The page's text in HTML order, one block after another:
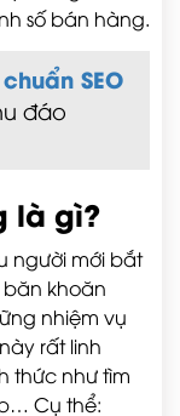
số bán hàng.
SEO
đáo
là gì?
người mới bắt
khoăn
nhiệm vụ
rất linh
thức như tìm
Cụ thể: